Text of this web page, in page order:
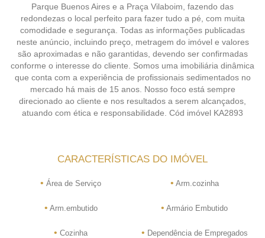
Parque Buenos Aires e a Praça Vilaboim, fazendo das
redondezas o local perfeito para fazer tudo a pé, com muita
comodidade e segurança. Todas as informações publicadas
neste anúncio, incluindo preço, metragem do imóvel e valores
são aproximadas e não garantidas, devendo ser confirmadas
conforme o interesse do cliente. Somos uma imobiliária dinâmica
que conta com a experiência de profissionais sedimentados no
mercado há mais de 15 anos. Nosso foco está sempre
direcionado ao cliente e nos resultados a serem alcançados,
atuando com ética e responsabilidade. Cód imóvel KA2893
CARACTERÍSTICAS DO IMÓVEL
• Área de Serviço • Arm.cozinha
• Arm.embutido • Armário Embutido
• Cozinha • Dependência de Empregados